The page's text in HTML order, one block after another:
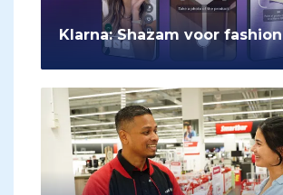
Klarna: Shazam voor fashion